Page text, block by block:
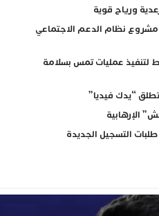
ورياح قوية
نظام الدعم الاجتماعي
عمليات تمس بسلامة
“يدك فيديا”
الإرهابية
التسجيل الجديدة